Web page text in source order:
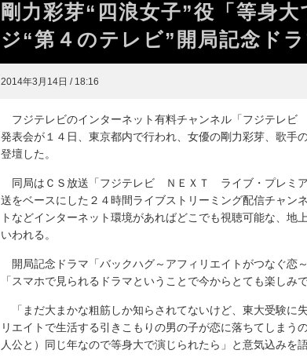
剛力彩芽“四浪女子”役「等身
ジ“第４のテレビ”開局記念ド
2014年3月14日 / 18:16
フジテレビのインターネット有料チャンネル「フジテレ
発表会が１４日、東京都内で行われ、女優の剛力彩芽、歌手
登壇した。
同局はＣＳ放送「フジテレビ ＮＥＸＴ ライブ・プレミア
送をベースにした２４時間ライブストリーミング配信チャン
トなどインターネット環境があればどこでも視聴可能な、地
いわれる。
開局記念ドラマ「バックハグ～アフィリエイトがつなぐ恋
「スマホで見られるドラマということで今からとても楽しみ
「まだ大まかな粗筋しか知らされてないけど、東大受験に
リエイトで生活する引きこもりの男の子が恋に落ちてしま
人公と）同じ年なので等身大で演じられたら」と意気込みを語